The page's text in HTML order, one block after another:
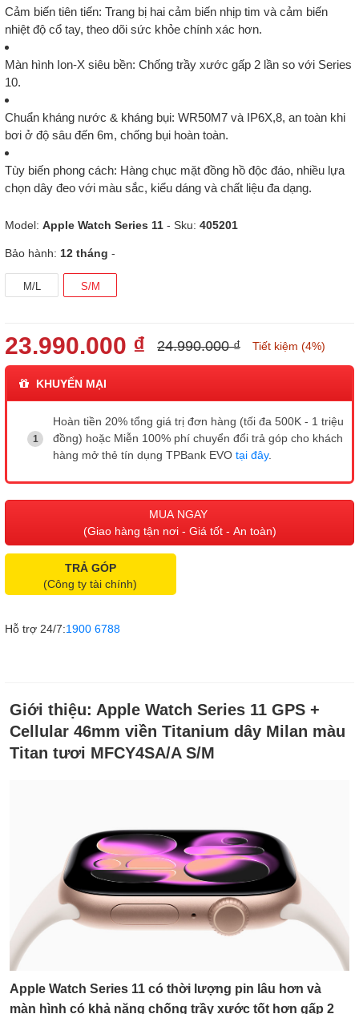
Cảm biến tiên tiến: Trang bị hai cảm biến nhịp tim và cảm biến
nhiệt độ cổ tay, theo dõi sức khỏe chính xác hơn.
Màn hình Ion-X siêu bền: Chống trầy xước gấp 2 lần so với Series
10.
Chuẩn kháng nước & kháng bụi: WR50M7 và IP6X,8, an toàn khi
bơi ở độ sâu đến 6m, chống bụi hoàn toàn.
Tùy biến phong cách: Hàng chục mặt đồng hồ độc đáo, nhiều lựa
chọn dây đeo với màu sắc, kiểu dáng và chất liệu đa dạng.
Model: Apple Watch Series 11 - Sku: 405201
Bảo hành: 12 tháng -
M/L S/M
23.990.000 ₫ 24.990.000 ₫ Tiết kiệm (4%)
KHUYẾN MẠI
Hoàn tiền 20% tổng giá trị đơn hàng (tối đa 500K - 1 triệu
đồng) hoặc Miễn 100% phí chuyển đổi trả góp cho khách
hàng mở thẻ tín dụng TPBank EVO tại đây.
MUA NGAY
(Giao hàng tận nơi - Giá tốt - An toàn)
TRẢ GÓP
(Công ty tài chính)
Hỗ trợ 24/7:1900 6788
Giới thiệu: Apple Watch Series 11 GPS +
Cellular 46mm viền Titanium dây Milan màu
Titan tươi MFCY4SA/A S/M
Apple Watch Series 11 có thời lượng pin lâu hơn và
màn hình có khả năng chống trầy xước tốt hơn gấp 2